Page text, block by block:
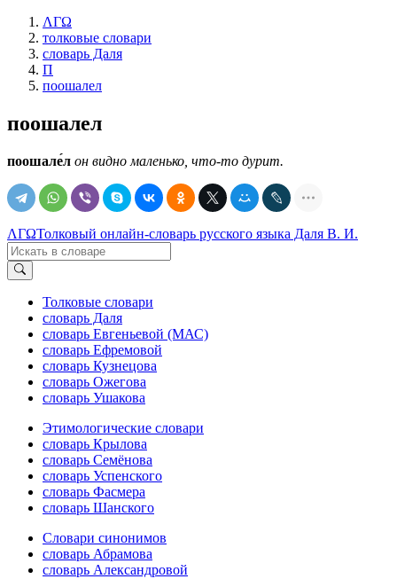
ΛΓΩ
толковые словари
словарь Даля
П
поошалел
поошалел
поошале́л он видно маленько, что-то дурит.
ΛΓΩТолковый онлайн-словарь русского языка Даля В. И.
Толковые словари
словарь Даля
словарь Евгеньевой (МАС)
словарь Ефремовой
словарь Кузнецова
словарь Ожегова
словарь Ушакова
Этимологические словари
словарь Крылова
словарь Семёнова
словарь Успенского
словарь Фасмера
словарь Шанского
Словари синонимов
словарь Абрамова
словарь Александровой